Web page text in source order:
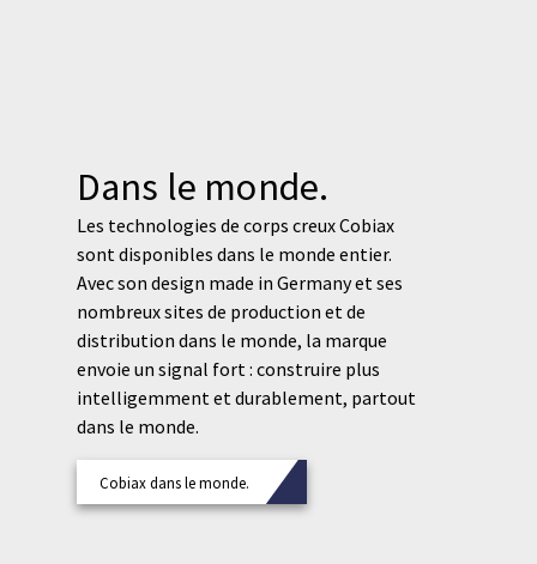
Dans le monde.
Les technologies de corps creux Cobiax
sont disponibles dans le monde entier.
Avec son design made in Germany et ses
nombreux sites de production et de
distribution dans le monde, la marque
envoie un signal fort : construire plus
intelligemment et durablement, partout
dans le monde.
Cobiax dans le monde.